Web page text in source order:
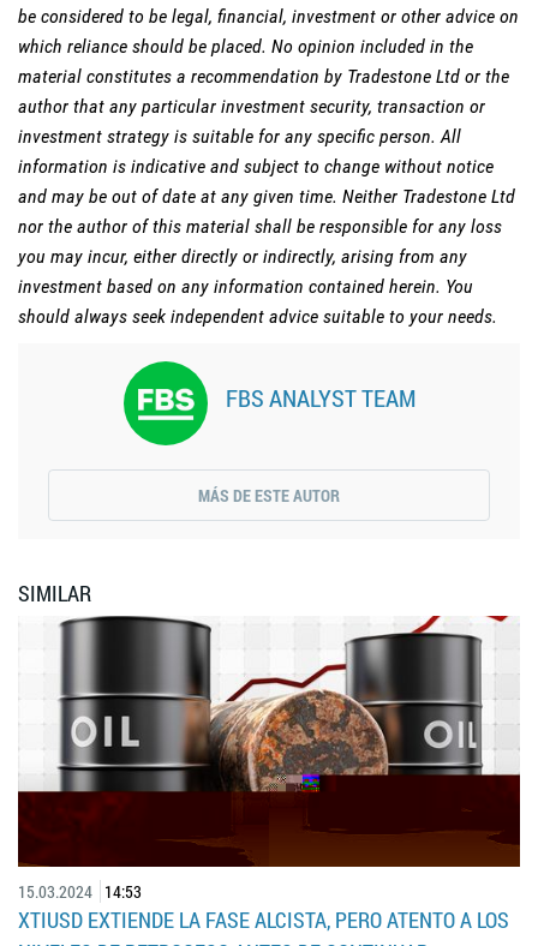
be considered to be legal, financial, investment or other advice on
which reliance should be placed. No opinion included in the
material constitutes a recommendation by Tradestone Ltd or the
author that any particular investment security, transaction or
investment strategy is suitable for any specific person. All
information is indicative and subject to change without notice
and may be out of date at any given time. Neither Tradestone Ltd
nor the author of this material shall be responsible for any loss
you may incur, either directly or indirectly, arising from any
investment based on any information contained herein. You
should always seek independent advice suitable to your needs.
FBS ANALYST TEAM
MÁS DE ESTE AUTOR
SIMILAR
15.03.2024 14:53
XTIUSD EXTIENDE LA FASE ALCISTA, PERO ATENTO A LOS